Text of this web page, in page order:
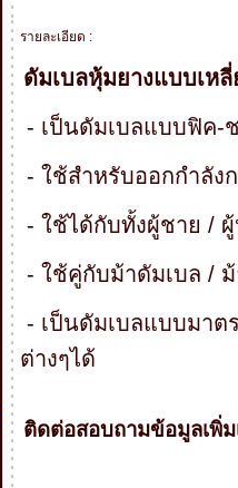
รายละเอียด :
ดัมเบลหุ้มยางแบบเห
- เป็นดัมเบลแบบฟิค-
- ใช้สำหรับออกกำลัง
- ใช้ได้กับทั้งผู้ชาย /
- ใช้คู่กับม้าดัมเบล /
- เป็นดัมเบลแบบมาต
ต่างๆได้
ติดต่อสอบถามข้อมูลเพิ่